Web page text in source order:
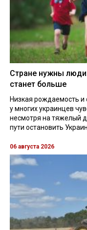
Стране нужны
станет больше
Низкая рождаемость
у многих украинцев
несмотря на тяжелый
пути остановить
06 августа 2026